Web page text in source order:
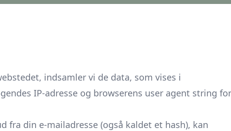
indsamler vi de data, som vises i
IP-adresse og browserens user agent string for
fra din e-mailadresse (også kaldet et hash), kan